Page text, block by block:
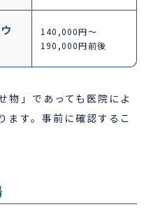
140,000円～
190,000円前後
物」であっても医院によ
ます。事前に確認するこ